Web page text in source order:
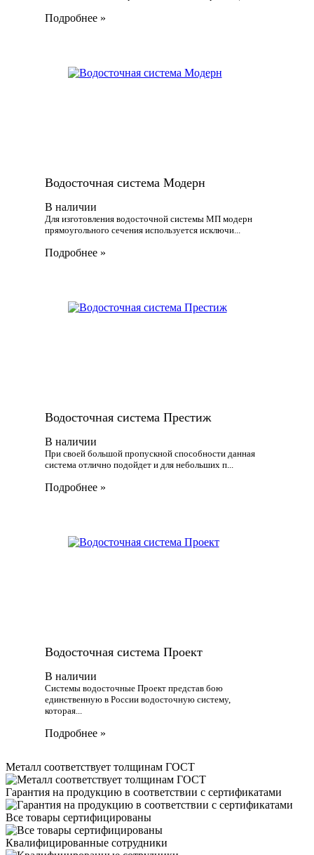
Подробнее
Водосточная система Модерн
В наличии
Для изготовления водосточной системы МП модерн
прямоугольного сечения используется исключи...
Подробнее
Водосточная система Престиж
В наличии
При своей большой пропускной способности данная
система отлично подойдет и для небольших п...
Подробнее
Водосточная система Проект
В наличии
Системы водосточные Проект представ бою
единственную в России водосточную систему,
которая...
Подробнее
Металл соответствует толщинам ГОСТ
Гарантия на продукцию в соответствии с сертификатами
Все товары сертифицированы
Квалифицированные сотрудники